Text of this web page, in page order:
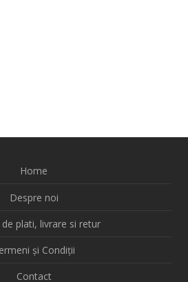
Home
Despre noi
de plati, livrare si retur
și Condiții
Contact